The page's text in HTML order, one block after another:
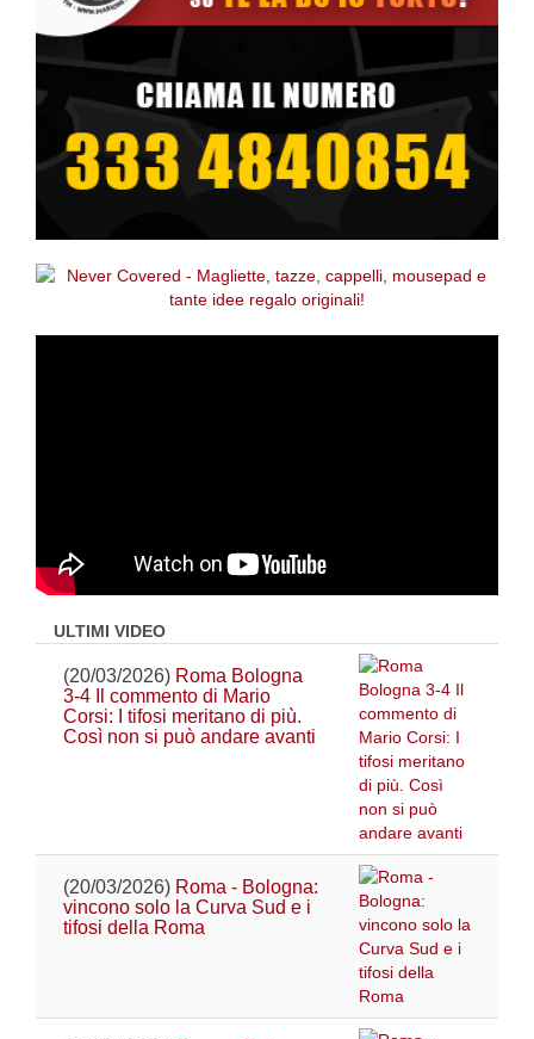
ULTIMI VIDEO
(20/03/2026) Roma Bologna
3-4 Il commento di Mario
Corsi: I tifosi meritano di più.
Così non si può andare avanti
(20/03/2026) Roma - Bologna:
vincono solo la Curva Sud e i
tifosi della Roma